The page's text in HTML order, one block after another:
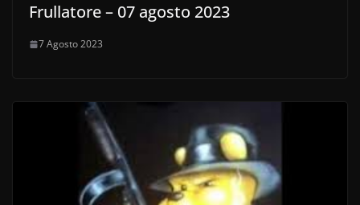
Frullatore – 07 agosto 2023
7 Agosto 2023